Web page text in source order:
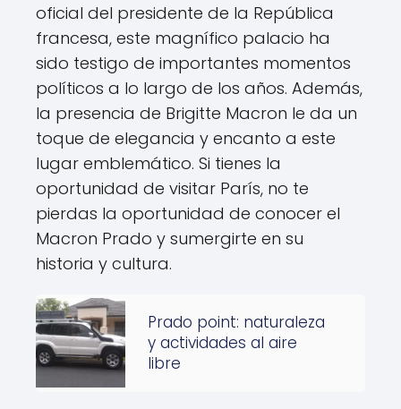
oficial del presidente de la República
francesa, este magnífico palacio ha
sido testigo de importantes momentos
políticos a lo largo de los años. Además,
la presencia de Brigitte Macron le da un
toque de elegancia y encanto a este
lugar emblemático. Si tienes la
oportunidad de visitar París, no te
pierdas la oportunidad de conocer el
Macron Prado y sumergirte en su
historia y cultura.
Prado point: naturaleza
y actividades al aire
libre